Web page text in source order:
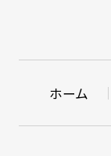
ホーム